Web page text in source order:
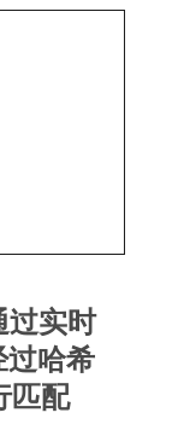
实时
过哈希
匹配